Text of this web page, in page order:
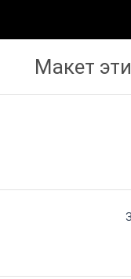
Макет